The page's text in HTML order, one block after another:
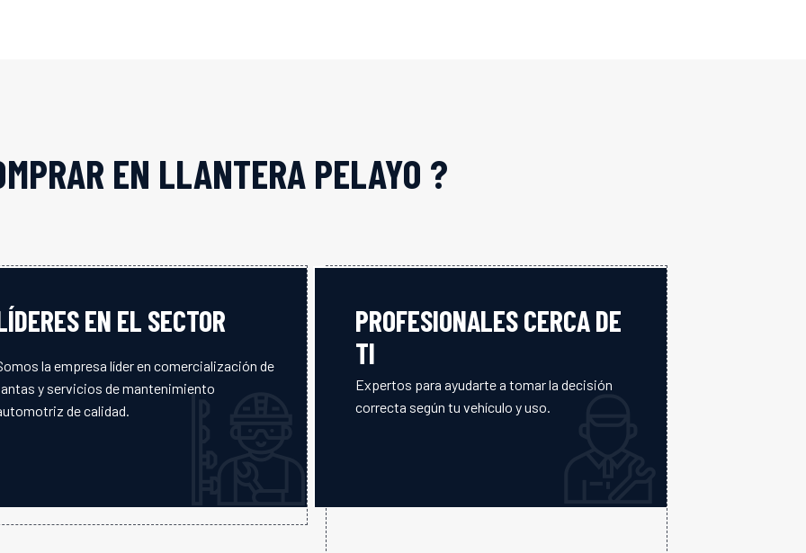
EN LLANTERA PELAYO ?
EN EL SECTOR
la empresa líder en comercialización de
y servicios de mantenimiento
de calidad.
PROFESIONALES CERCA DE
TI
Expertos para ayudarte a tomar la decisión
correcta según tu vehículo y uso.